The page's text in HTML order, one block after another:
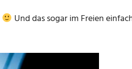
Und das sogar im Freien